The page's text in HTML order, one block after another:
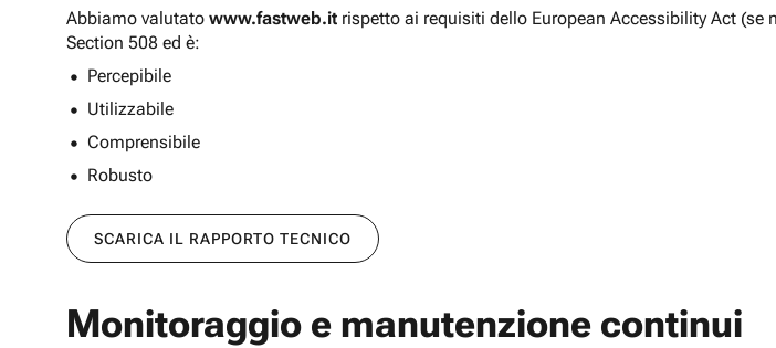
Abbiamo valutato www.fastweb.it rispetto ai requisiti dello European Accessibility Act
Section 508 ed è:
Percepibile
Utilizzabile
Comprensibile
Robusto
SCARICA IL RAPPORTO TECNICO
Monitoraggio e manutenzione continui